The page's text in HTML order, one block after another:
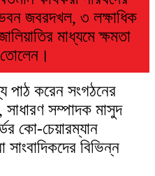
ভবন জবরদখল, ৩ লক্ষাধিক
মাধ্যমে ক্ষমতা
পাঠ করেন সংগঠনের
সম্পাদক মাসুদ
কো-চেয়ারম্যান
বিভিন্ন